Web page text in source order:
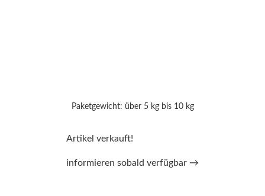
Paketgewicht: über 5 kg bis 10 kg
Artikel verkauft!
informieren sobald verfügbar →